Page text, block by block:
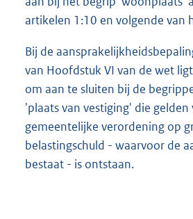
artikelen 1:10 en volgende van
Bij de
van Hoofdstuk VI van de wet
om aan te sluiten bij de
'plaats van vestiging' die gelden
gemeentelijke verordening op
belastingschuld - waarvoor de
bestaat - is ontstaan.